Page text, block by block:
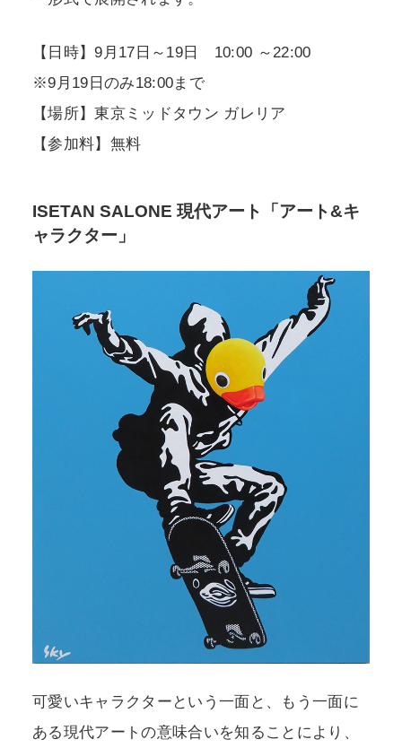
【日時】9月17日～19日 10:00 ～22:00
※9月19日のみ18:00まで
【場所】東京ミッドタウン ガレリア
【参加料】無料
ISETAN SALONE 現代アート「アート&キ
ャラクター」
可愛いキャラクターという一面と、もう一面に
ある現代アートの意味合いを知ることにより、